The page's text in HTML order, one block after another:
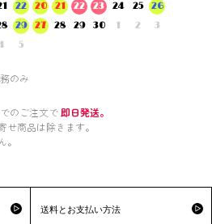
22
29
5
20
21 22 23 24 25
26
27
28 29 30 1 2 3
のみ
のご注文で 即日発送。
商品は除きます。
送料とお支払い方法